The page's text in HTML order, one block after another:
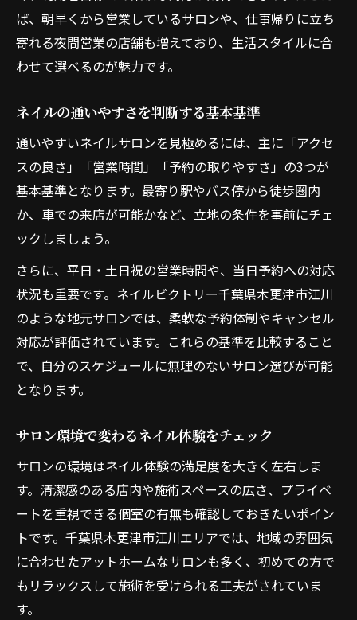
生活動線に合うネイル選びの秘訣を解説
ネイルと生活動線を意識した選び方のコツ
日常生活に馴染むネイルサロンの選別法
生活リズムに合うネイル利用のポイント
動線を考えたネイル選びで快適な毎日へ
予約前に押さえるべきアクセスと営業時間
ネイルサロンのアクセス情報を徹底解説
ネイルの営業時間帯が選択に与える影響
ネイル利用時に便利なアクセス方法まとめ
営業時間とアクセスで選ぶネイルの安心感
自分に合うネイルサロンを見つける方法
ネイル選びで自分らしさを叶えるコツ
理想のネイルサロンに出会うための比較軸
ント
自分の生活に合うネイル選びの方法とは
ネイルサロンの雰囲気や施術内容の見極め
方
ば、朝早くから営業しているサロンや、仕事帰りに立ち
寄れる夜間営業の店舗も増えており、生活スタイルに合
わせて選べるのが魅力です。
ネイルの通いやすさを判断する基本基準
通いやすいネイルサロンを見極めるには、主に「アクセ
スの良さ」「営業時間」「予約の取りやすさ」の3つが
基本基準となります。最寄り駅やバス停から徒歩圏内
か、車での来店が可能かなど、立地の条件を事前にチェ
ックしましょう。
さらに、平日・土日祝の営業時間や、当日予約への対応
状況も重要です。ネイルビクトリー千葉県木更津市江川
のような地元サロンでは、柔軟な予約体制やキャンセル
対応が評価されています。これらの基準を比較すること
で、自分のスケジュールに無理のないサロン選びが可能
となります。
サロン環境で変わるネイル体験をチェック
サロンの環境はネイル体験の満足度を大きく左右しま
す。清潔感のある店内や施術スペースの広さ、プライベ
ートを重視できる個室の有無も確認しておきたいポイン
トです。千葉県木更津市江川エリアでは、地域の雰囲気
に合わせたアットホームなサロンも多く、初めての方で
もリラックスして施術を受けられる工夫がされていま
す。